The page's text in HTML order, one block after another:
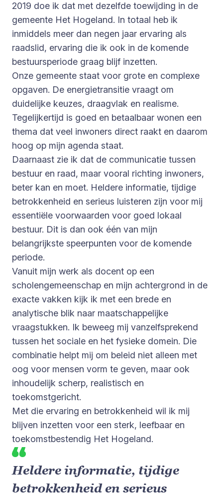
2019 doe ik dat met dezelfde toewijding in de
gemeente Het Hogeland. In totaal heb ik
inmiddels meer dan negen jaar ervaring als
raadslid, ervaring die ik ook in de komende
bestuursperiode graag blijf inzetten.
Onze gemeente staat voor grote en complexe
opgaven. De energietransitie vraagt om
duidelijke keuzes, draagvlak en realisme.
Tegelijkertijd is goed en betaalbaar wonen een
thema dat veel inwoners direct raakt en daarom
hoog op mijn agenda staat.
Daarnaast zie ik dat de communicatie tussen
bestuur en raad, maar vooral richting inwoners,
beter kan en moet. Heldere informatie, tijdige
betrokkenheid en serieus luisteren zijn voor mij
essentiële voorwaarden voor goed lokaal
bestuur. Dit is dan ook één van mijn
belangrijkste speerpunten voor de komende
periode.
Vanuit mijn werk als docent op een
scholengemeenschap en mijn achtergrond in de
exacte vakken kijk ik met een brede en
analytische blik naar maatschappelijke
vraagstukken. Ik beweeg mij vanzelfsprekend
tussen het sociale en het fysieke domein. Die
combinatie helpt mij om beleid niet alleen met
oog voor mensen vorm te geven, maar ook
inhoudelijk scherp, realistisch en
toekomstgericht.
Met die ervaring en betrokkenheid wil ik mij
blijven inzetten voor een sterk, leefbaar en
toekomstbestendig Het Hogeland.
Heldere informatie, tijdige
betrokkenheid en serieus